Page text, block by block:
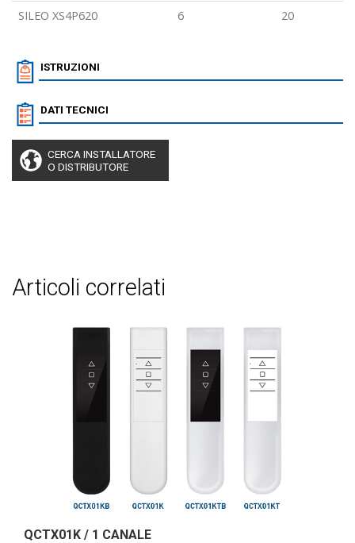
SILEO XS4P620
6 20
ISTRUZIONI
DATI TECNICI
CERCA INSTALLATORE
O DISTRIBUTORE
articoli correlati
QCTX01K / 1 CANALE